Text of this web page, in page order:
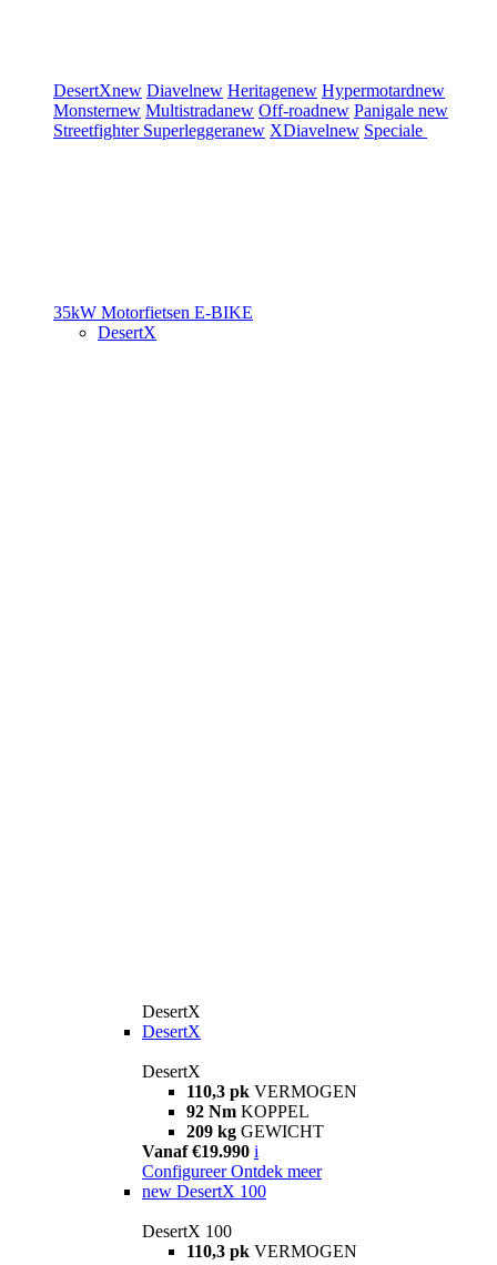
DesertXnew Diavelnew Heritagenew Hypermotardnew
Monsternew Multistradanew Off-roadnew Panigale new
Streetfighter Superleggeranew XDiavelnew Speciale
35kW Motorfietsen E-BIKE
DesertX
DesertX
DesertX
DesertX
110,3 pk VERMOGEN
92 Nm KOPPEL
209 kg GEWICHT
Vanaf €19.990 i
Configureer Ontdek meer
new DesertX 100
DesertX 100
110,3 pk VERMOGEN